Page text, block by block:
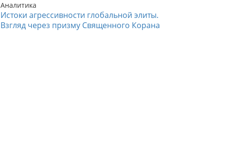
Аналитика
Истоки агрессивности глобальной элиты.
Взгляд через призму Священного Корана